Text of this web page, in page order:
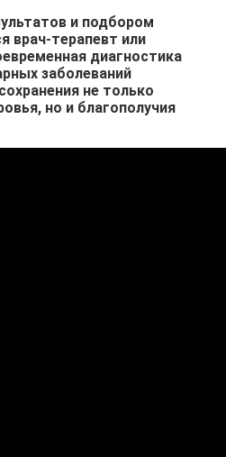
и подбором
врач-терапевт или
диагностика
заболеваний
не только
но и благополучия